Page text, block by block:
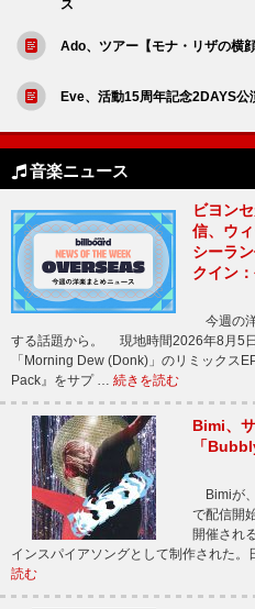
ス
Ado、ツアー【モナ・リザの横
Eve、活動15周年記念2DAYS公
音楽ニュース
ビヨン
信、ウ
シーラ
クイン
今週の
する話題から。 現地時間2026年8月5
「Morning Dew (Donk)」のリミックス
Pack』をサプ … 続きを読む
Bimi、
「
Bimiが
で配信開
開催され
インスパイアソングとして制作された
読む